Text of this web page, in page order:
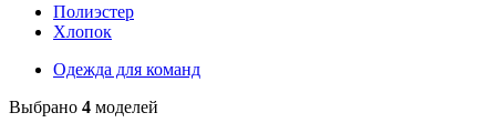
Полиэстер
Хлопок
Одежда для команд
Выбрано 4 моделей